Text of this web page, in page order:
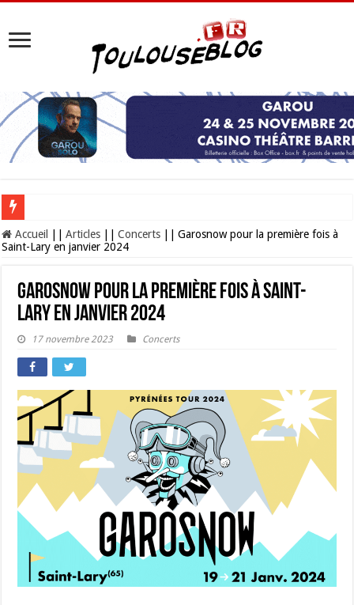
Les Nocturnes de la Cité de l’espace 2026 : l’événement incontournable de
Accueil Articles Concerts
Garosnow pour la première fois à
Saint-Lary en janvier 2024
Garosnow pour la première fois à Saint-
Lary en janvier 2024
17 novembre 2023 Concerts